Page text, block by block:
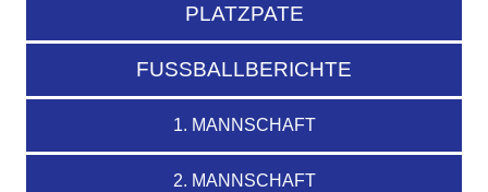
PLATZPATE
FUSSBALLBERICHTE
1. MANNSCHAFT
2. MANNSCHAFT